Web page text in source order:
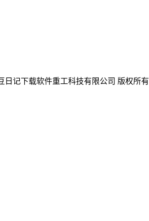
日记下载软件重工科技有限公司 版权所有